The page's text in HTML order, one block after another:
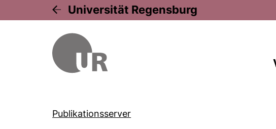
Universität Regensburg
Publikationsserver